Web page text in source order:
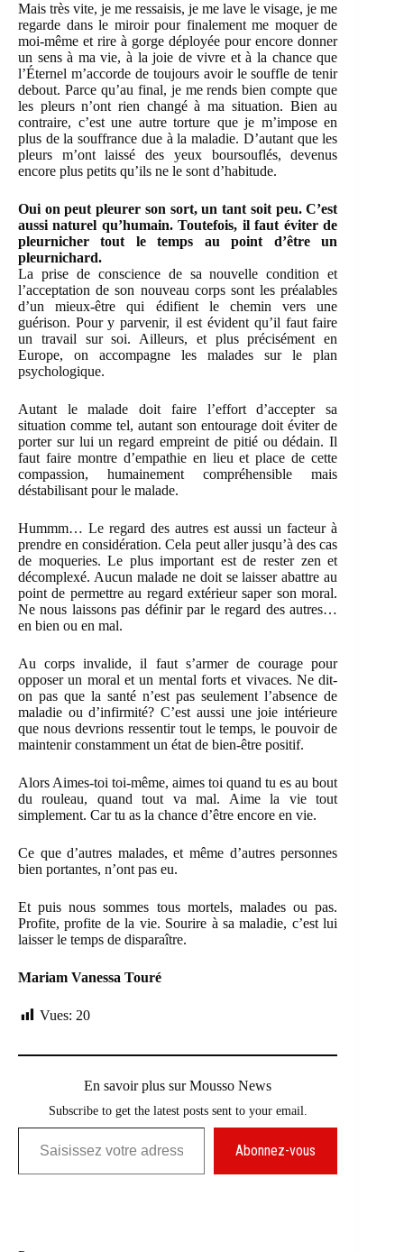
Mais très vite, je me ressaisis, je me lave le visage, je me
regarde dans le miroir pour finalement me moquer de
moi-même et rire à gorge déployée pour encore donner
un sens à ma vie, à la joie de vivre et à la chance que
l’Éternel m’accorde de toujours avoir le souffle de tenir
debout. Parce qu’au final, je me rends bien compte que
les pleurs n’ont rien changé à ma situation. Bien au
contraire, c’est une autre torture que je m’impose en
plus de la souffrance due à la maladie. D’autant que les
pleurs m’ont laissé des yeux boursouflés, devenus
encore plus petits qu’ils ne le sont d’habitude.
Oui on peut pleurer son sort, un tant soit peu. C’est
aussi naturel qu’humain. Toutefois, il faut éviter de
pleurnicher tout le temps au point d’être un
pleurnichard.
La prise de conscience de sa nouvelle condition et
l’acceptation de son nouveau corps sont les préalables
d’un mieux-être qui édifient le chemin vers une
guérison. Pour y parvenir, il est évident qu’il faut faire
un travail sur soi. Ailleurs, et plus précisément en
Europe, on accompagne les malades sur le plan
psychologique.
Autant le malade doit faire l’effort d’accepter sa
situation comme tel, autant son entourage doit éviter de
porter sur lui un regard empreint de pitié ou dédain. Il
faut faire montre d’empathie en lieu et place de cette
compassion, humainement compréhensible mais
déstabilisant pour le malade.
Hummm… Le regard des autres est aussi un facteur à
prendre en considération. Cela peut aller jusqu’à des cas
de moqueries. Le plus important est de rester zen et
décomplexé. Aucun malade ne doit se laisser abattre au
point de permettre au regard extérieur saper son moral.
Ne nous laissons pas définir par le regard des autres…
en bien ou en mal.
Au corps invalide, il faut s’armer de courage pour
opposer un moral et un mental forts et vivaces. Ne dit-
on pas que la santé n’est pas seulement l’absence de
maladie ou d’infirmité? C’est aussi une joie intérieure
que nous devrions ressentir tout le temps, le pouvoir de
maintenir constamment un état de bien-être positif.
Alors Aimes-toi toi-même, aimes toi quand tu es au bout
du rouleau, quand tout va mal. Aime la vie tout
simplement. Car tu as la chance d’être encore en vie.
Ce que d’autres malades, et même d’autres personnes
bien portantes, n’ont pas eu.
Et puis nous sommes tous mortels, malades ou pas.
Profite, profite de la vie. Sourire à sa maladie, c’est lui
laisser le temps de disparaître.
Mariam Vanessa Touré
Vues: 20
En savoir plus sur Mousso News
Subscribe to get the latest posts sent to your email.
Saisissez votre adresse e-mail…
Abonnez-vous